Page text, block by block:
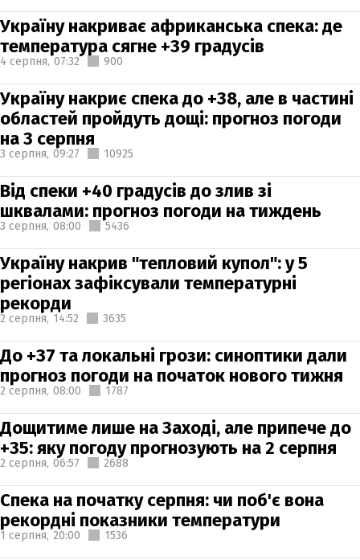
Україну накриває африканська спека: де
температура сягне +39 градусів
4 серпня, 07:32 900
Україну накриє спека до +38, але в частині
областей пройдуть дощі: прогноз погоди
на 3 серпня
3 серпня, 09:27 10925
Від спеки +40 градусів до злив зі
шквалами: прогноз погоди на тиждень
3 серпня, 08:00 5436
Україну накрив "тепловий купол": у 5
регіонах зафіксували температурні
рекорди
2 серпня, 14:52 3635
До +37 та локальні грози: синоптики дали
прогноз погоди на початок нового тижня
2 серпня, 08:00 1787
Дощитиме лише на Заході, але припече до
+35: яку погоду прогнозують на 2 серпня
2 серпня, 06:57 2688
Спека на початку серпня: чи поб'є вона
рекордні показники температури
1 серпня, 20:00 1536